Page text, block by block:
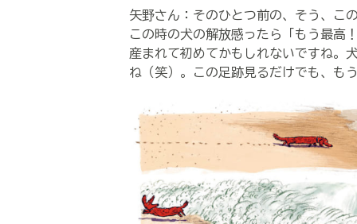
矢野さん：そのひとつ前の、そう、こ
この時の犬の解放感ったら「もう最高
産まれて初めてかもしれないですね。
ね（笑）。この足跡見るだけでも、も